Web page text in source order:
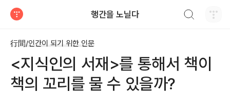
행간을 노닐다
行間/인간이 되기 위한 인문
<지식인의 서재>를 통해서 책이
책의 꼬리를 물 수 있을까?